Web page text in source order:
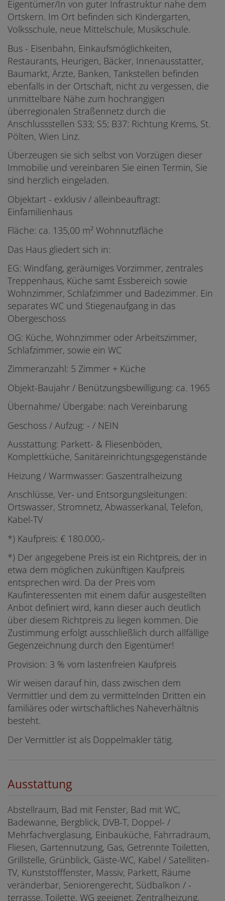
Eigentümer/In von guter Infrastruktur nahe dem
Ortskern. Im Ort befinden sich Kindergarten,
Volksschule, neue Mittelschule, Musikschule.
Bus - Eisenbahn, Einkaufsmöglichkeiten,
Restaurants, Heurigen, Bäcker, Innenausstatter,
Baumarkt, Ärzte, Banken, Tankstellen befinden
ebenfalls in der Ortschaft, nicht zu vergessen, die
unmittelbare Nähe zum hochrangigen
überregionalen Straßennetz durch die
Anschlussstellen S33; S5; B37: Richtung Krems, St.
Pölten, Wien Linz.
Überzeugen sie sich selbst von Vorzügen dieser
Immobilie und vereinbaren Sie einen Termin, Sie
sind herzlich eingeladen.
Objektart - exklusiv / alleinbeauftragt:
Einfamilienhaus
Fläche: ca. 135,00 m² Wohnnutzfläche
Das Haus gliedert sich in:
EG: Windfang, geräumiges Vorzimmer, zentrales
Treppenhaus, Küche samt Essbereich sowie
Wohnzimmer, Schlafzimmer und Badezimmer. Ein
separates WC und Stiegenaufgang in das
Obergeschoss
OG: Küche, Wohnzimmer oder Arbeitszimmer,
Schlafzimmer, sowie ein WC
Zimmeranzahl: 5 Zimmer + Küche
Objekt-Baujahr / Benützungsbewilligung: ca. 1965
Übernahme/ Übergabe: nach Vereinbarung
Geschoss / Aufzug: - / NEIN
Ausstattung: Parkett- & Fliesenböden,
Komplettküche, Sanitäreinrichtungsgegenstände
Heizung / Warmwasser: Gaszentralheizung
Anschlüsse, Ver- und Entsorgungsleitungen:
Ortswasser, Stromnetz, Abwasserkanal, Telefon,
Kabel-TV
*) Kaufpreis: € 180.000,-
*) Der angegebene Preis ist ein Richtpreis, der in
etwa dem möglichen zukünftigen Kaufpreis
entsprechen wird. Da der Preis vom
Kaufinteressenten mit einem dafür ausgestellten
Anbot definiert wird, kann dieser auch deutlich
über diesem Richtpreis zu liegen kommen. Die
Zustimmung erfolgt ausschließlich durch allfällige
Gegenzeichnung durch den Eigentümer!
Provision: 3 % vom lastenfreien Kaufpreis
Wir weisen darauf hin, dass zwischen dem
Vermittler und dem zu vermittelnden Dritten ein
familiäres oder wirtschaftliches Naheverhältnis
besteht.
Der Vermittler ist als Doppelmakler tätig.
Ausstattung
Abstellraum Bad mit Fenster Bad mit WC
Badewanne Bergblick DVB-T Doppel- /
Mehrfachverglasung Einbauküche Fahrradraum
Fliesen Gartennutzung Gas Getrennte Toiletten
Grillstelle Grünblick Gäste-WC Kabel / Satelliten-
TV Kunststofffenster Massiv Parkett Räume
veränderbar Seniorengerecht Südbalkon / -
terrasse Toilette WG geeignet Zentralheizung